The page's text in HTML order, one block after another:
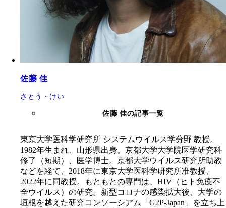
佐藤 佳
さとう・けい
佐藤 佳の記事一覧
東京大学医科学研究所 システムウイルス学分野 教授。
1982年生まれ、山形県出身。京都大学大学院医学研究科
修了（短期）、医学博士。京都大学ウイルス研究所助教
などを経て、2018年に東京大学医科学研究所准教授、
2022年に同教授。もともとの専門は、HIV（ヒト免疫不
全ウイルス）の研究。新型コロナの感染拡大後、大学の
垣根を越えた研究コンソーシアム「G2P-Japan」を立ち上